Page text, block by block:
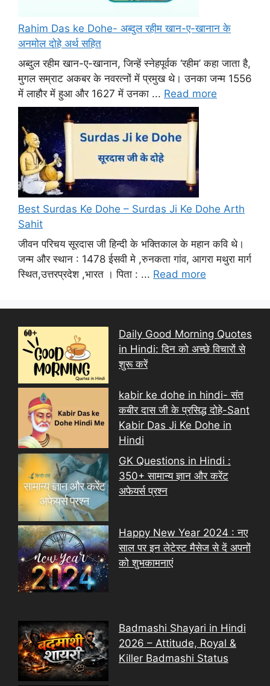
Rahim Das ke Dohe- अब्दुल रहीम खान-ए-खानान के
अनमोल दोहे अर्थ सहित
अब्दुल रहीम खान-ए-खानान, जिन्हें स्नेहपूर्वक ‘रहीम’ कहा जाता है,
मुगल सम्राट अकबर के नवरत्नों में प्रमुख थे। उनका जन्म 1556
में लाहौर में हुआ और 1627 में उनका ... Read more
Best Surdas Ke Dohe – Surdas Ji Ke Dohe Arth
Sahit
जीवन परिचय सूरदास जी हिन्दी के भक्तिकाल के महान कवि थे।
जन्म और स्थान : 1478 ईसवी मे ,रुनकता गांव, आगरा मथुरा मार्ग
स्थित,उत्तरप्रदेश ,भारत । पिता : ... Read more
Daily Good Morning Quotes
in Hindi: दिन को अच्छे विचारों से
शुरू करें
kabir ke dohe in hindi- संत
कबीर दास जी के प्रसिद्ध दोहे-Sant
Kabir Das Ji Ke Dohe in
Hindi
GK Questions in Hindi :
350+ सामान्य ज्ञान और करेंट
अफेयर्स प्रश्न
Happy New Year 2024 : नए
साल पर इन लेटेस्ट मैसेज से दें अपनों
को शुभकामनाएं
Badmashi Shayari in Hindi
2026 – Attitude, Royal &
Killer Badmashi Status